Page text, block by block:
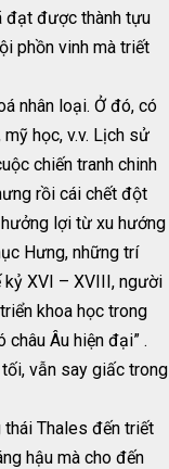
đạt được thành tựu
phồn vinh mà triết
nhân loại. Ở đó, có
học, v.v. Lịch sử
chiến tranh chinh
rồi cái chết đột
lợi từ xu hướng
Hưng, những trí
kỷ XVI – XVIII, người
khoa học trong
Âu hiện đại” .
vẫn say giấc trong
Thales đến triết
hậu mà cho đến